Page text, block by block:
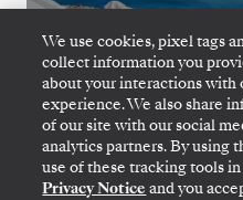
We use cookies, pixel tags
collect information you
about your interactions with
experience. We also share
of our site with our social
analytics partners. By using
use of these tracking tools
Privacy Notice and you